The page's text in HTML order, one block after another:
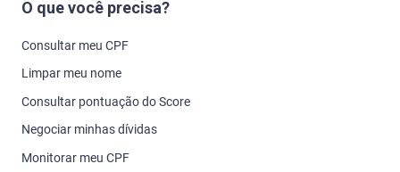
O que você precisa?
Consultar meu CPF
Limpar meu nome
Consultar pontuação do Score
Negociar minhas dívidas
Monitorar meu CPF